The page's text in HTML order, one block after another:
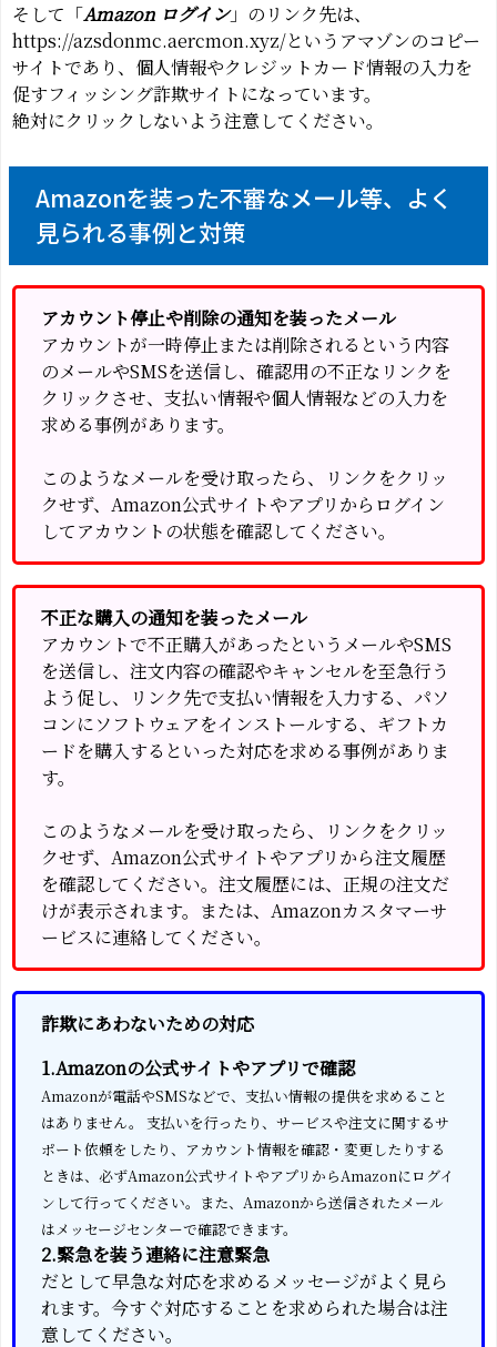
そして「Amazon ログイン」のリンク先は、
https://azsdonmc.aercmon.xyz/というアマゾンのコピー
サイトであり、個人情報やクレジットカード情報の入力を
促すフィッシング詐欺サイトになっています。
絶対にクリックしないよう注意してください。
Amazonを装った不審なメール等、よく
見られる事例と対策
アカウント停止や削除の通知を装ったメール
アカウントが一時停止または削除されるという内容
のメールやSMSを送信し、確認用の不正なリンクを
クリックさせ、支払い情報や個人情報などの入力を
求める事例があります。
このようなメールを受け取ったら、リンクをクリッ
クせず、Amazon公式サイトやアプリからログイン
してアカウントの状態を確認してください。
不正な購入の通知を装ったメール
アカウントで不正購入があったというメールやSMS
を送信し、注文内容の確認やキャンセルを至急行う
よう促し、リンク先で支払い情報を入力する、パソ
コンにソフトウェアをインストールする、ギフトカ
ードを購入するといった対応を求める事例がありま
す。
このようなメールを受け取ったら、リンクをクリッ
クせず、Amazon公式サイトやアプリから注文履歴
を確認してください。注文履歴には、正規の注文だ
けが表示されます。または、Amazonカスタマーサ
ービスに連絡してください。
詐欺にあわないための対応
1.Amazonの公式サイトやアプリで確認
Amazonが電話やSMSなどで、支払い情報の提供を求めること
はありません。 支払いを行ったり、サービスや注文に関するサ
ポート依頼をしたり、アカウント情報を確認・変更したりする
ときは、必ずAmazon公式サイトやアプリからAmazonにログイ
ンして行ってください。また、Amazonから送信されたメール
はメッセージセンターで確認できます。
2.緊急を装う連絡に注意緊急
だとして早急な対応を求めるメッセージがよく見ら
れます。今すぐ対応することを求められた場合は注
意してください。